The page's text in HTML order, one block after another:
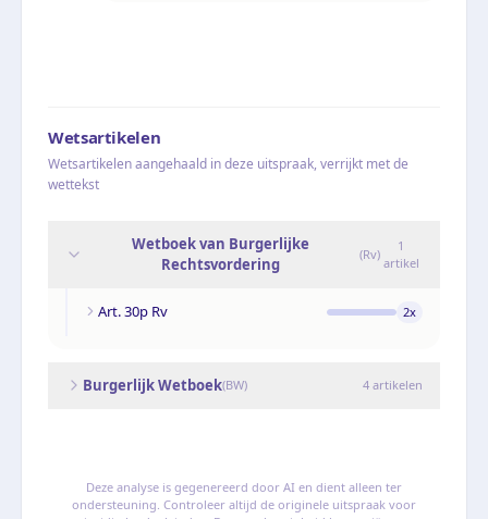
Wetsartikelen
Wetsartikelen aangehaald in deze uitspraak, verrijkt met de
wettekst
Wetboek van Burgerlijke
Rechtsvordering
(Rv)
1
artikel
Art. 30p Rv 2x
Burgerlijk Wetboek(BW) 4 artikelen
Deze analyse is gegenereerd door AI en dient alleen ter
ondersteuning. Controleer altijd de originele uitspraak voor